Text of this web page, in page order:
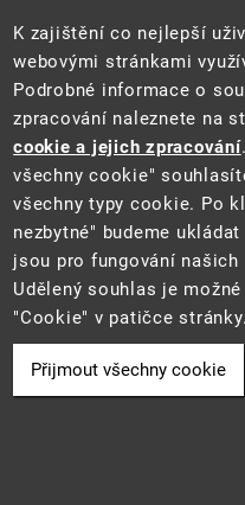
Sociální sítě
Tento web je součástí
(STAR) projektu
(CZ.06.3.05/0.0/0.0/
2021 ©CENIA a
poskytovány v souladu se
K zajištění co nejlepší
webovými stránkami
Podrobné informace o
zpracování naleznete na
cookie a jejich zpracování
všechny cookie"
všechny typy cookie. Po
nezbytné" budeme
jsou pro fungování našich
Udělený souhlas je
"Cookie" v patičce stránky.
Přijmout všechny cookie